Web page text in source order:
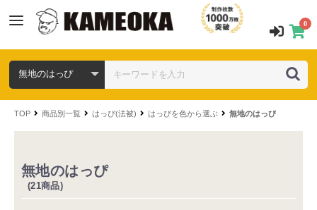
0
TOP 商品別一覧 はっぴ(法被) はっぴを色から選ぶ 無地のはっぴ
無地のはっぴ
(21商品)